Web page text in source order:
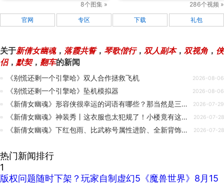
8个图集 »
286个视频 »
官网 专区 下载 礼包
关于新倩女幽魂， 落霞共誓， 琴歌偕行， 双人副本， 双视角 ， 侠
侣， 默契， 翻车的新闻
《别慌还剩一个引擎哈》双人合作拯救飞机 2026-08-06
《别慌还剩一个引擎哈》坠机模拟器 2026-08-06
《新倩女幽魂》形容侠很幸运的词语有哪些？那当然是三鬼、四黄蛋、逆天双最大无钻啦！ 2026-07-29
《新倩女幽魂》神装秀丨这衣服也太犯规了！小楼竟有这样完美的129彩光奶妹！？ 2026-07-28
《新倩女幽魂》下红包雨、比武称号属性进阶、全新背饰，都可以在这场比赛中获得 2026-07-28
热门新闻排行
1
版权问题随时下架？玩家自制虚幻5《魔兽世界》8月15